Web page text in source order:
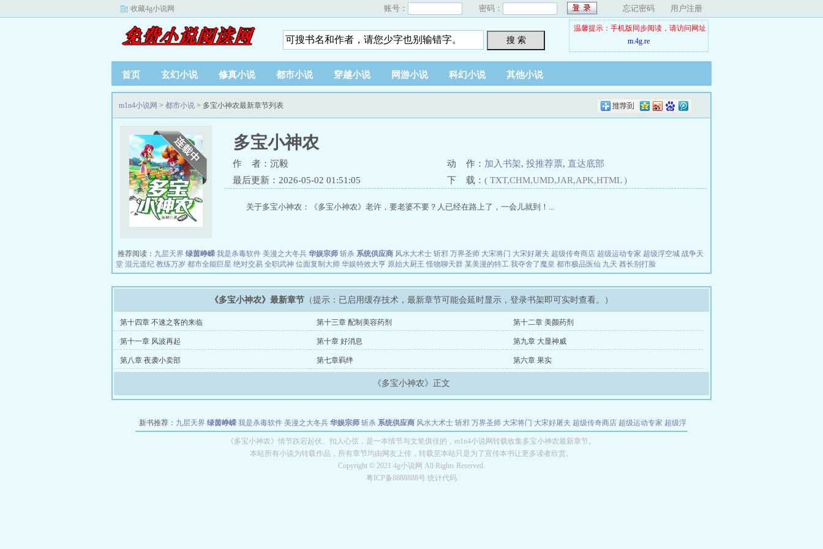
收藏4g小说网 账号： 密码： 忘记密码 用户注册
搜 索
温馨提示：手机版同步阅读，请访问网址
m.4g.re
首页 玄幻小说 修真小说 都市小说 穿越小说 网游小说 科幻小说 其他小说
m1n4小说网 > 都市小说 > 多宝小神农最新章节列表
多宝小神农
作 者：沉毅 动 作： 加入书架, 投推荐票, 直达底部
最后更新：2026-05-02 01:51:05
下 载： ( TXT,CHM,UMD,JAR,APK,HTML )
关于多宝小神农：《多宝小神农》老许，要老婆不要？人已经在路上了，一会儿就到！...
推荐阅读： 九层天界 绿茵峥嵘 我是杀毒软件 美漫之大冬兵 华娱宗师 斩杀 系统供应商 风水大术士 斩邪 万界圣师 大宋将门 大宋好屠夫 超级传奇商店 超级运动专家 超级浮空城 战争天
堂 混元道纪 教练万岁 都市全能巨星 绝对交易 全职武神 位面复制大师 华娱特效大亨 原始大厨王 怪物聊天群 某美漫的特工 我夺舍了魔皇 都市极品医仙 九天 酋长别打脸
《多宝小神农》最新章节 （提示：已启用缓存技术，最新章节可能会延时显示，登录书架即可实时查看。）
第十四章 不速之客的来临 第十三章 配制美容药剂 第十二章 美颜药剂
第十一章 风波再起 第十章 好消息 第九章 大显神威
第八章 夜袭小卖部 第七章羁绊 第六章 果实
《多宝小神农》正文
新书推荐： 九层天界 绿茵峥嵘 我是杀毒软件 美漫之大冬兵 华娱宗师 斩杀 系统供应商 风水大术士 斩邪 万界圣师 大宋将门 大宋好屠夫 超级传奇商店 超级运动专家 超级浮
教练万岁 都市全能巨星 绝对交易 全职武神 位面复制大师 华娱特效大亨 原始大厨王 怪物聊天群 某美漫的特工 我夺舍了魔皇
长别打脸
《多宝小神农》情节跌宕起伏、扣人心弦，是一本情节与文笔俱佳的，m1n4小说网转载收集多宝小神农最新章节。
本站所有小说为转载作品，所有章节均由网友上传，转载至本站只是为了宣传本书让更多读者欣赏。
Copyright © 2021 4g小说网 All Rights Reserved.
粤ICP备8888888号 统计代码